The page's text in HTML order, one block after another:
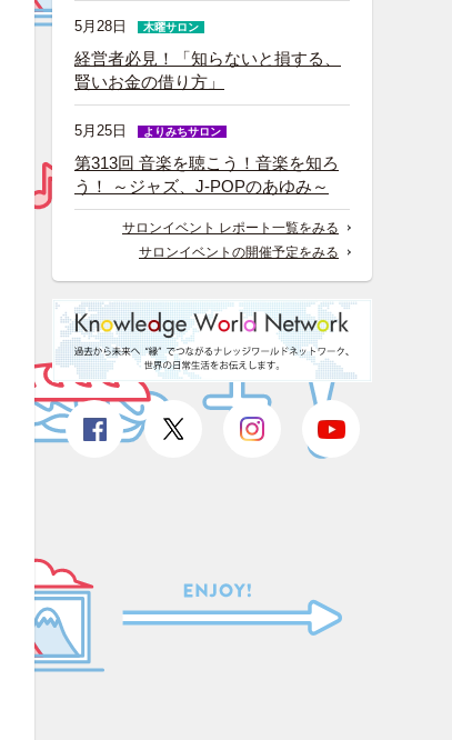
5月28日 木曜サロン
経営者必見！「知らないと損する、
賢いお金の借り方」
5月25日 よりみちサロン
第313回 音楽を聴こう！音楽を知ろ
う！ ～ジャズ、J-POPのあゆみ～
サロンイベント レポート一覧をみる
サロンイベントの開催予定をみる